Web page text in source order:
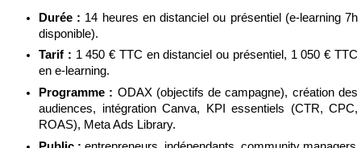
Durée : 14 heures en distanciel ou présentiel (e-learning 7h
disponible).
Tarif : 1 450 € TTC en distanciel ou présentiel, 1 050 € TTC
en e-learning.
Programme : ODAX (objectifs de campagne), création des
audiences, intégration Canva, KPI essentiels (CTR, CPC,
ROAS), Meta Ads Library.